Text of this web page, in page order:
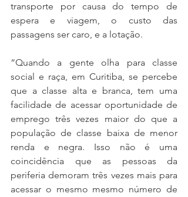
transporte por causa do tempo de
espera e viagem, o custo das
passagens ser caro, e a lotação.
“Quando a gente olha para classe
social e raça, em Curitiba, se percebe
que a classe alta e branca, tem uma
facilidade de acessar oportunidade de
emprego três vezes maior do que a
população de classe baixa de menor
renda e negra. Isso não é uma
coincidência que as pessoas da
periferia demoram três vezes mais para
acessar o mesmo mesmo número de